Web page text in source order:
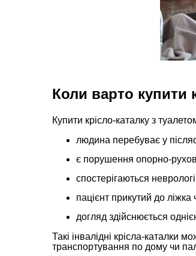
Коли варто купити
Купити крісло-каталку з
людина перебуває у
є порушення опорно-
спостерігаються
пацієнт прикутий до ліжка
догляд здійснюється
Такі інвалідні крісла-каталки
транспортування по дому чи